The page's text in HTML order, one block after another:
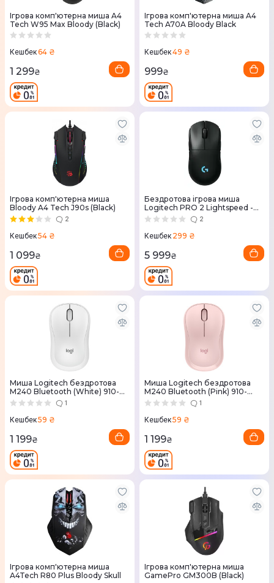
Ігрова комп'ютерна миша A4
Tech W95 Max Bloody (Black)
Кешбек64 ₴
1 299₴
Ігрова комп'ютерна миша A4
Tech A70A Bloody Black
Кешбек49 ₴
999₴
Ігрова комп'ютерна миша
Bloody A4 Tech J90s (Black)
2
Кешбек54 ₴
1 099₴
Бездротова ігрова миша
Logitech PRO 2 Lightspeed -
Black
2
Кешбек 299 ₴
5 999₴
Миша Logitech бездротова
M240 Bluetooth (White) 910-
007120
1
Кешбек59 ₴
1 199₴
Миша Logitech бездротова
M240 Bluetooth (Pink) 910-
007121
1
Кешбек59 ₴
1 199₴
Ігрова комп'ютерна миша
A4Tech R80 Plus Bloody Skull
Ігрова комп'ютерна миша
GamePro GM300B (Black)